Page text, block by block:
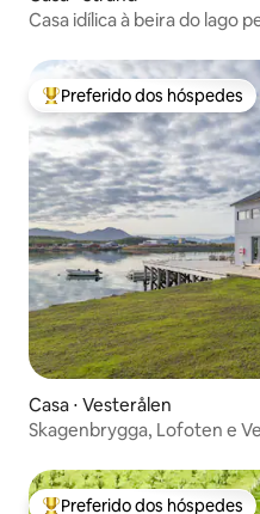
Casa idílica à beira do lago
Entre os melhores
Preferido dos hóspedes
Casa ⋅ Vesterålen
Skagenbrygga, Lofoten e
Preferido dos hóspedes